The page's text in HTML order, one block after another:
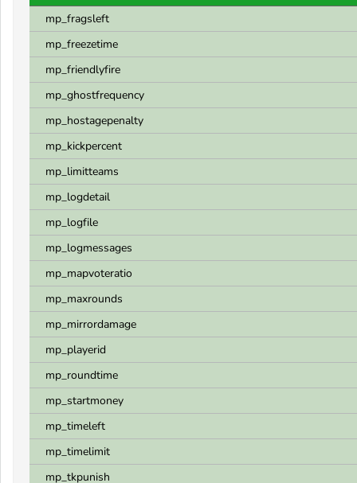
mp_fragsleft
mp_freezetime
mp_friendlyfire
mp_ghostfrequency
mp_hostagepenalty
mp_kickpercent
mp_limitteams
mp_logdetail
mp_logfile
mp_logmessages
mp_mapvoteratio
mp_maxrounds
mp_mirrordamage
mp_playerid
mp_roundtime
mp_startmoney
mp_timeleft
mp_timelimit
mp_tkpunish